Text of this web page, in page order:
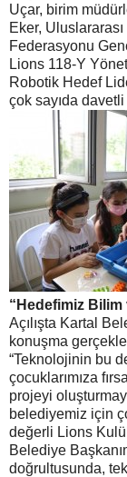
Uçar, birim
Eker,
Federasyonu
Lions 118-Y
Robotik Hedef
çok sayıda davetli
“Hedefimiz
Açılışta Kartal
konuşma
“Teknolojinin bu
çocuklarımıza
projeyi
belediyemiz için
değerli Lions
Belediye
doğrultusunda,